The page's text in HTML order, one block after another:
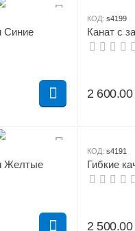
Синие
КОД: s4199
Канат с
2 600.00
Желтые
КОД: s4191
Гибкие
2 500.00